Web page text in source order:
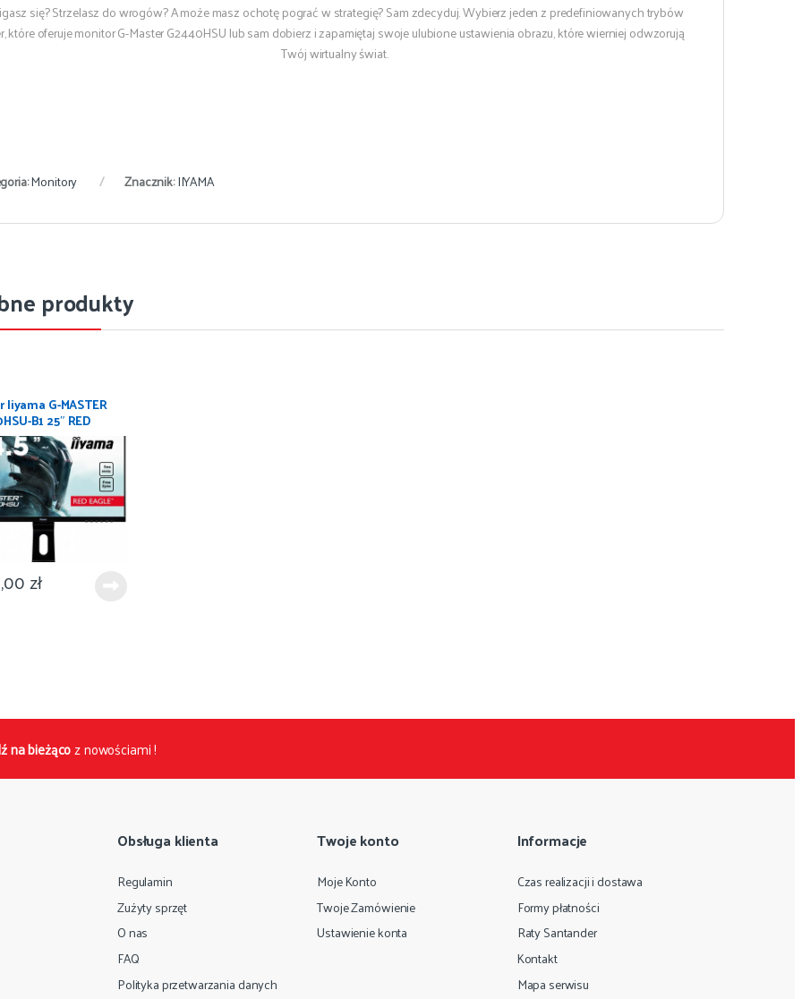
się? Strzelasz do wrogów? A może masz ochotę pograć w strategię? Sam zdecyduj. Wybierz jeden z predefiniowanych trybów
które oferuje monitor G-Master G2440HSU lub sam dobierz i zapamiętaj swoje ulubione ustawienia obrazu, które wierniej odwzorują
Twój wirtualny świat.
Monitory Znacznik:IIYAMA
produkty
G-MASTER
B1 25″ RED
144Hz FreeSync
zł
na bieżącoz nowościami !
Obsługa klienta
Regulamin
Zużyty sprzęt
O nas
FAQ
Polityka przetwarzania danych
Twoje konto
Moje Konto
Twoje Zamówienie
Ustawienie konta
Informacje
Czas realizacji i dostawa
Formy płatności
Raty Santander
Kontakt
Mapa serwisu